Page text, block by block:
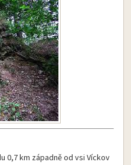
0,7 km západně od vsi Víckov